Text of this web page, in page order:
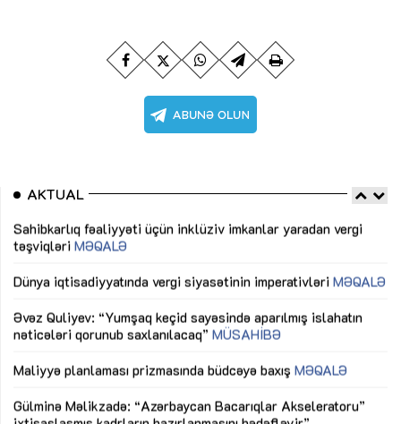
AKTUAL
Sahibkarlıq fəaliyyəti üçün inklüziv imkanlar yaradan vergi
təşviqləri MƏQALƏ
Dünya iqtisadiyyatında vergi siyasətinin imperativləri MƏQALƏ
Əvəz Quliyev: “Yumşaq keçid sayəsində aparılmış islahatın
nəticələri qorunub saxlanılacaq” MÜSAHİBƏ
Maliyyə planlaması prizmasında büdcəyə baxış MƏQALƏ
Gülminə Məlikzadə: “Azərbaycan Bacarıqlar Akseleratoru”
ixtisaslaşmış kadrların hazırlanmasını hədəfləyir”